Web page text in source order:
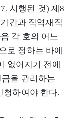
시행된 것) 제8
간과 직역재직
각 호의 어느
로 정하는 바에
없어지기 전에
을 관리하는
청하여야 한다.